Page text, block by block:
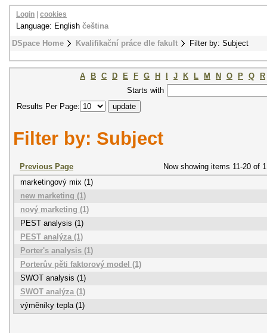
DSpace Home Kvalifikační práce dle fakult Filter by: Subject
Login cookies
Language: English čeština
A B C D E F G H J K L M N O P Q
R
Starts with
Results Per Page:
Filter by: Subject
Previous Page
Now showing items 11-20 of 1
marketingový mix (1)
new marketing (1)
nový marketing (1)
PEST analysis (1)
PEST analýza (1)
Porter's analysis (1)
Porterův pěti faktorový model (1)
SWOT analysis (1)
SWOT analýza (1)
výměníky tepla (1)